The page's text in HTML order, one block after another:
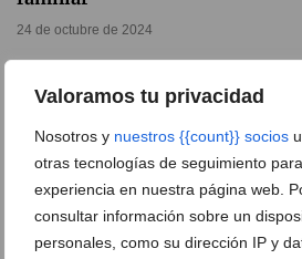
Valoramos tu privacidad
Nosotros y nuestros {{count}} socios
otras tecnologías de seguimiento
experiencia en nuestra página web.
consultar información sobre un
personales, como su dirección IP y
24 de octubre de 2024